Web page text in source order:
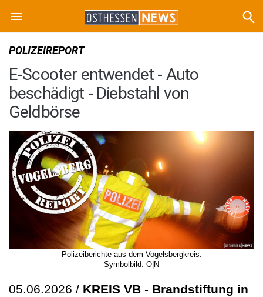
POLIZEIREPORT
E-Scooter entwendet - Auto
beschädigt - Diebstahl von
Geldbörse
Polizeiberichte aus dem Vogelsbergkreis.
Symbolbild: O|N
05.06.2026 / KREIS VB - Brandstiftung in